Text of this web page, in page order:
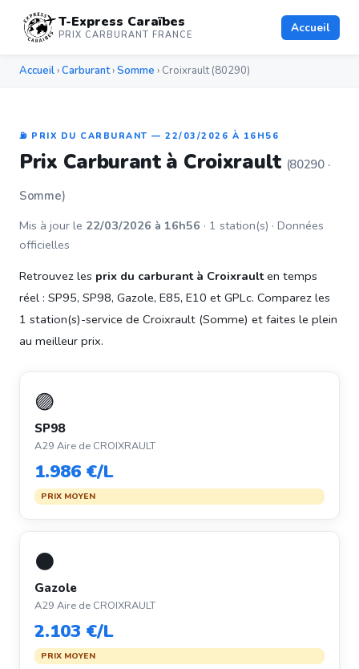
T-Express Caraïbes
PRIX CARBURANT FRANCE Accueil
Accueil ›Carburant›Somme › Croixrault (80290)
⛽ PRIX DU CARBURANT — 22/03/2026 À 16H56
Prix Carburant à Croixrault (80290 ·
Somme)
Mis à jour le 22/03/2026 à 16h56 · 1 station(s) · Données
officielles
Retrouvez les prix du carburant à Croixraulten temps
réel : SP95, SP98, Gazole, E85, E10 et GPLc. Comparez les
1 station(s)-service de Croixrault (Somme) et faites le plein
au meilleur prix.
🟣
SP98
A29 Aire de CROIXRAULT
1.986 €/L
PRIX MOYEN
⚫
Gazole
A29 Aire de CROIXRAULT
2.103 €/L
PRIX MOYEN